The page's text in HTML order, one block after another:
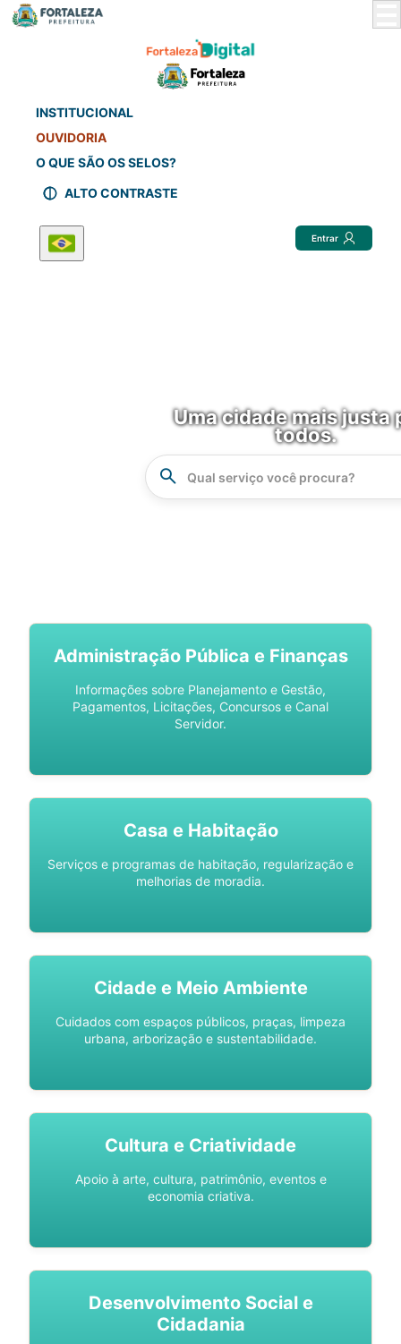
INSTITUCIONAL
OUVIDORIA
O QUE SÃO OS SELOS?
ALTO CONTRASTE
Entrar
Uma cidade mais justa
todos.
Administração Pública e Finanças
Informações sobre Planejamento e Gestão,
Pagamentos, Licitações, Concursos e Canal
Servidor.
Casa e Habitação
Serviços e programas de habitação, regularização e
melhorias de moradia.
Cidade e Meio Ambiente
Cuidados com espaços públicos, praças, limpeza
urbana, arborização e sustentabilidade.
Cultura e Criatividade
Apoio à arte, cultura, patrimônio, eventos e
economia criativa.
Desenvolvimento Social e
Cidadania